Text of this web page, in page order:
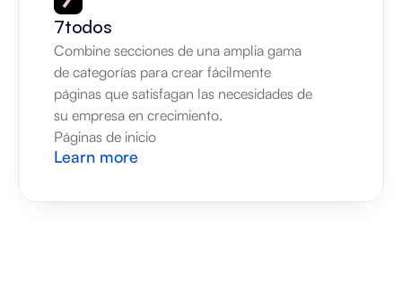
7todos
Combine secciones de una amplia gama
de categorías para crear fácilmente
páginas que satisfagan las necesidades de
su empresa en crecimiento.
Páginas de inicio
Learn more